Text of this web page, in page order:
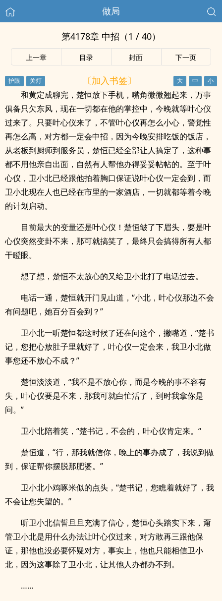
做局
第4178章 中招（1 / 40）
上一章 目录 封面 下一页
〔加入书签〕
和黄定成聊完，楚恒放下手机，嘴角微微翘起来，万事
俱备只欠东风，现在一切都在他的掌控中，今晚就等叶心仪
过来了。只要叶心仪来了，不管叶心仪再怎么小心，警觉性
再怎么高，对方都一定会中招，因为今晚安排吃饭的饭店，
从老板到厨师到服务员，楚恒已经全部让人搞定了，这种事
都不用他亲自出面，自然有人帮他办得妥妥帖帖的。至于叶
心仪，卫小北已经跟他拍着胸口保证说叶心仪一定会到，而
卫小北现在人也已经在市里的一家酒店，一切就都等着今晚
的计划启动。
目前最大的变量还是叶心仪！楚恒皱了下眉头，要是叶
心仪突然变卦不来，那可就搞笑了，最终只会搞得所有人都
干瞪眼。
想了想，楚恒不太放心的又给卫小北打了电话过去。
电话一通，楚恒就开门见山道，“小北，叶心仪那边不会
有问题吧，她百分百会到？”
卫小北一听楚恒都这时候了还在问这个，撇嘴道，“楚书
记，您把心放肚子里就好了，叶心仪一定会来，我卫小北做
事您还不放心不成？”
楚恒淡淡道，“我不是不放心你，而是今晚的事不容有
失，叶心仪要是不来，那我可就白忙活了，到时我拿你是
问。”
卫小北陪着笑，“楚书记，不会的，叶心仪肯定来。“
楚恒道，“行，那我就信你，晚上的事办成了，我说到做
到，保证帮你摆脱那肥婆。”
卫小北小鸡啄米似的点头，“楚书记，您瞧着就好了，我
不会让您失望的。”
听卫小北信誓旦旦充满了信心，楚恒心头踏实下来，甭
管卫小北是用什么办法让叶心仪过来，对方敢再三跟他保
证，那他也没必要怀疑对方，事实上，他也只能相信卫小
北，因为这事除了卫小北，让其他人办都办不到。
……